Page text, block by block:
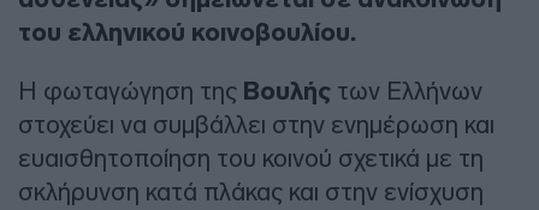
του ελληνικού κοινοβουλίου.
Η φωταγώγηση της Βουλής των Ελλήνων
στοχεύει να συμβάλλει στην ενημέρωση και
ευαισθητοποίηση του κοινού σχετικά με τη
σκλήρυνση κατά πλάκας και στην ενίσχυση